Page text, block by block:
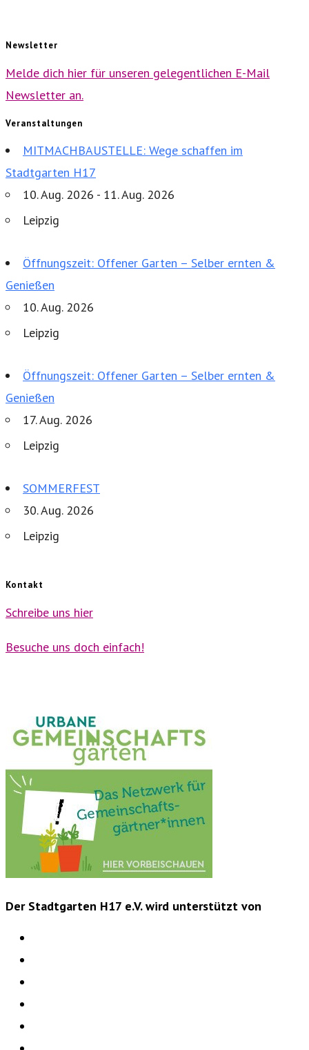
Newsletter
Melde dich hier für unseren gelegentlichen E-Mail
Newsletter an.
Veranstaltungen
MITMACHBAUSTELLE: Wege schaffen im
Stadtgarten H17
10. Aug. 2026 - 11. Aug. 2026
Leipzig
Öffnungszeit: Offener Garten – Selber ernten &
Genießen
10. Aug. 2026
Leipzig
Öffnungszeit: Offener Garten – Selber ernten &
Genießen
17. Aug. 2026
Leipzig
SOMMERFEST
30. Aug. 2026
Leipzig
Kontakt
Schreibe uns hier
Besuche uns doch einfach!
Der Stadtgarten H17 e.V. wird unterstützt von